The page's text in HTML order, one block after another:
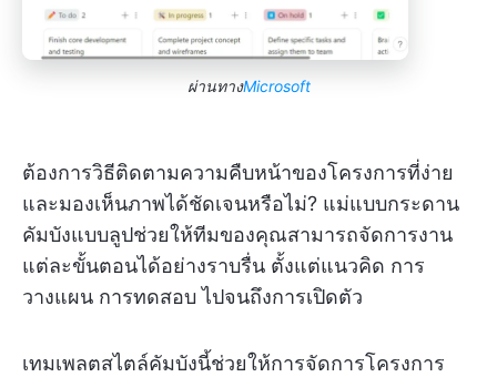
ผ่านทางMicrosoft
ต้องการวิธีติดตามความคืบหน้าของโครงการที่ง่าย
และมองเห็นภาพได้ชัดเจนหรือไม่? แม่แบบกระดาน
คัมบังแบบลูปช่วยให้ทีมของคุณสามารถจัดการงาน
แต่ละขั้นตอนได้อย่างราบรื่น ตั้งแต่แนวคิด การ
วางแผน การทดสอบ ไปจนถึงการเปิดตัว
เทมเพลตสไตล์คัมบังนี้ช่วยให้การจัดการโครงการ